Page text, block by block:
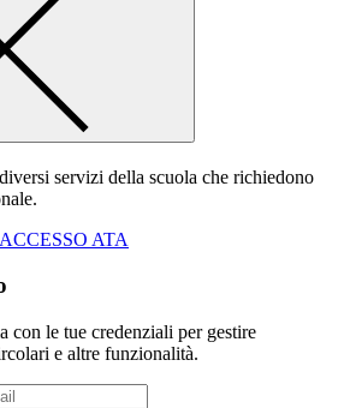
servizi della scuola che richiedono
ACCESSO ATA
con le tue credenziali per gestire
e altre funzionalità.